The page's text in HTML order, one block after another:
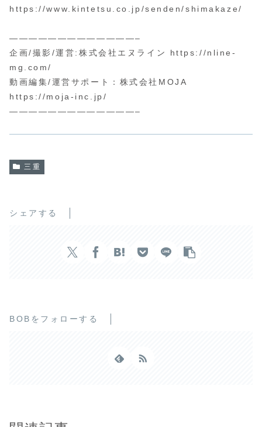
https://www.kintetsu.co.jp/senden/shimakaze/
—————————————–
企画/撮影/運営:株式会社エヌライン https://nline-
mg.com/
動画編集/運営サポート：株式会社MOJA
https://moja-inc.jp/
—————————————–
三重
シェアする
BOBをフォローする